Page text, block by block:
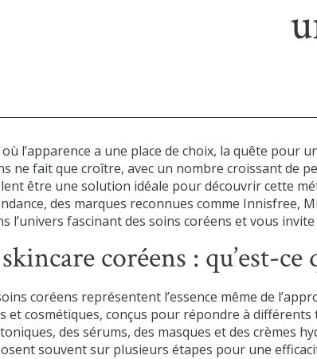
l’apparence a une place de choix, la quête
ne fait que croître, avec un nombre croissant de
être une solution idéale pour découvrir cette
des marques reconnues comme Innisfree,
l’univers fascinant des soins coréens et vous
coréens : qu’est-ce
coréens représentent l’essence même de
et cosmétiques, conçus pour répondre à
des sérums, des masques et des crèmes
souvent sur plusieurs étapes pour une